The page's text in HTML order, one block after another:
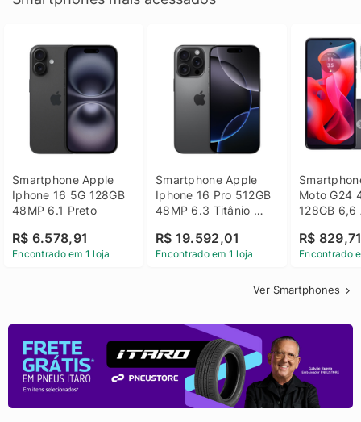
Smartphone Apple
Iphone 16 5G 128GB
48MP 6.1 Preto
R$ 6.578,91
Encontrado em 1 loja
Smartphone Apple
Iphone 16 Pro 512GB
48MP 6.3 Titânio
R$ 19.592,01
Encontrado em 1 loja
Moto G24
128GB 6,6
R$
Encontrado
Ver Smartphones